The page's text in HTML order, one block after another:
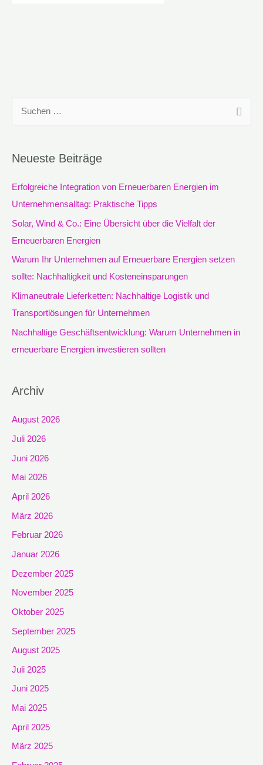
h
e
n
Neueste Beiträge
Erfolgreiche Integration von Erneuerbaren Energien im
Unternehmensalltag: Praktische Tipps
Solar, Wind & Co.: Eine Übersicht über die Vielfalt der
Erneuerbaren Energien
Warum Ihr Unternehmen auf Erneuerbare Energien setzen
sollte: Nachhaltigkeit und Kosteneinsparungen
Klimaneutrale Lieferketten: Nachhaltige Logistik und
Transportlösungen für Unternehmen
Nachhaltige Geschäftsentwicklung: Warum Unternehmen in
erneuerbare Energien investieren sollten
Archiv
August 2026
Juli 2026
Juni 2026
Mai 2026
April 2026
März 2026
Februar 2026
Januar 2026
Dezember 2025
November 2025
Oktober 2025
September 2025
August 2025
Juli 2025
Juni 2025
Mai 2025
April 2025
März 2025